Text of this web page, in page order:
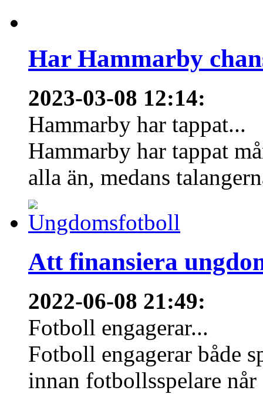
Har Hammarby
2023-03-08 12:14:
Hammarby har tappat...
Hammarby har tappat
alla än, medans
Att finansiera
2022-06-08 21:49:
Fotboll engagerar...
Fotboll engagerar både
innan fotbollsspelare